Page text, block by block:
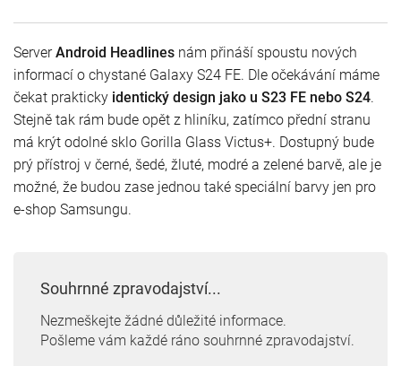
ServerAndroid Headlines nám přináší spoustu nových
informací o chystané Galaxy S24 FE. Dle očekávání máme
čekat prakticky identický design jako u S23 FE nebo S24.
Stejně tak rám bude opět z hliníku, zatímco přední stranu
má krýt odolné sklo Gorilla Glass Victus+. Dostupný bude
prý přístroj v černé, šedé, žluté, modré a zelené barvě, ale je
možné, že budou zase jednou také speciální barvy jen pro
e-shop Samsungu.
Souhrnné zpravodajství...
Nezmeškejte žádné důležité informace.
Pošleme vám každé ráno souhrnné zpravodajství.